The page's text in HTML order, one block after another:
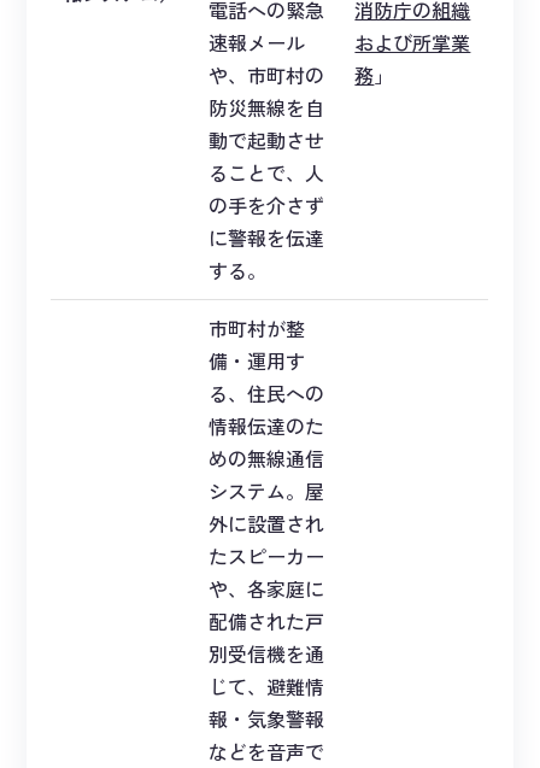
電話への緊急
速報メール
や、市町村の
防災無線を自
動で起動させ
ることで、人
の手を介さず
に警報を伝達
する。
消防庁の組織
および所掌業
務 」
市町村が整
備・運用す
る、住民への
情報伝達のた
めの無線通信
システム。屋
外に設置され
たスピーカー
や、各家庭に
配備された戸
別受信機を通
じて、避難情
報・気象警報
などを音声で